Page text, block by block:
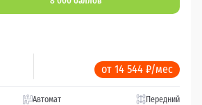
от 14 544 ₽/мес
Автомат Передний